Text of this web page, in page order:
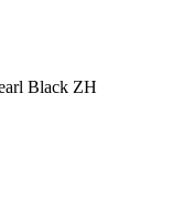
Black ZH